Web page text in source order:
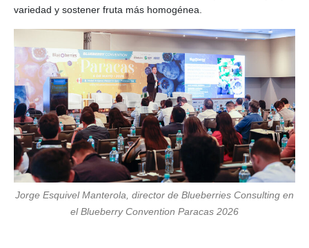
variedad y sostener fruta más homogénea.
Jorge Esquivel Manterola, director de Blueberries Consulting en
el Blueberry Convention Paracas 2026